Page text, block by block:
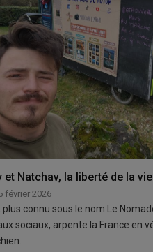
et Natchav, la liberté de la
février 2026
plus connu sous le nom Le
sociaux, arpente la France en